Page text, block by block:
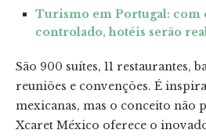
Turismo em Portugal: com
controlado, hotéis serão
São 900 suítes, 11 restaurantes,
reuniões e convenções. É
mexicanas, mas o conceito não
Xcaret México oferece o